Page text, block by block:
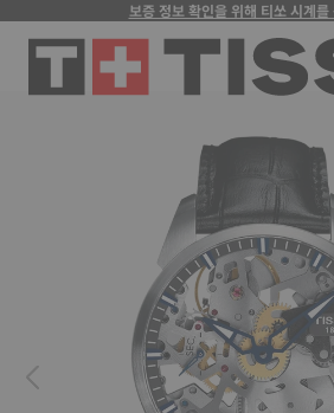
보증 정보 확인을 위해 티쏘 시계